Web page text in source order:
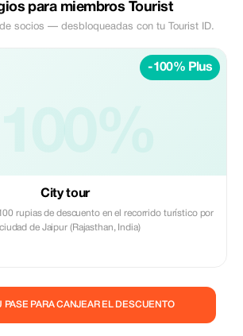
para miembros Tourist
socios — desbloqueadas con tu Tourist ID.
-100%
-100% Plus
City tour
rupias de descuento en el recorrido turístico por
ciudad de Jaipur (Rajasthan, India)
PASE PARA CANJEAR EL DESCUENTO